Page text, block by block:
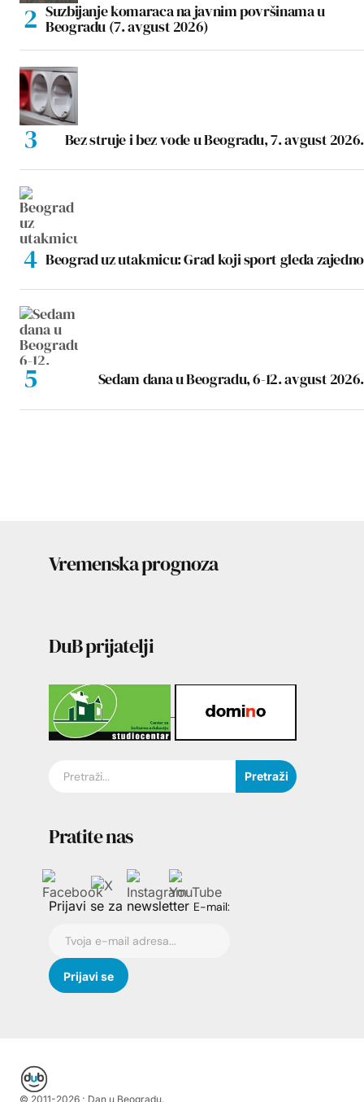
Suzbijanje komaraca na javnim površinama u
Beogradu (7. avgust 2026)
Bez struje i bez vode u Beogradu, 7. avgust 2026.
Beograd uz utakmicu: Grad koji sport gleda zajedno
Sedam dana u Beogradu, 6-12. avgust 2026.
Vremenska prognoza
DuB prijatelji
Pretraži
Pratite nas
Prijavi se za newsletter E-mail:
© 2011-2026 ; Dan u Beogradu.